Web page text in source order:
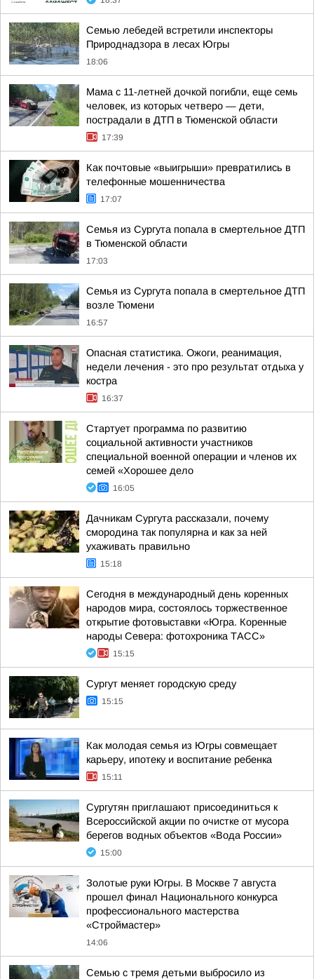
Семью лебедей встретили инспекторы
Природнадзора в лесах Югры
18:06
Мама с 11-летней дочкой погибли, еще семь
человек, из которых четверо — дети,
пострадали в ДТП в Тюменской области
17:39
Как почтовые «выигрыши» превратились в
телефонные мошенничества
17:07
Семья из Сургута попала в смертельное ДТП
в Тюменской области
17:03
Семья из Сургута попала в смертельное ДТП
возле Тюмени
16:57
Опасная статистика. Ожоги, реанимация,
недели лечения - это про результат отдыха у
костра
16:37
Стартует программа по развитию
социальной активности участников
специальной военной операции и членов их
семей «Хорошее дело
16:05
Дачникам Сургута рассказали, почему
смородина так популярна и как за ней
ухаживать правильно
15:18
Сегодня в международный день коренных
народов мира, состоялось торжественное
открытие фотовыставки «Югра. Коренные
народы Севера: фотохроника ТАСС»
15:15
Сургут меняет городскую среду
15:15
Как молодая семья из Югры совмещает
карьеру, ипотеку и воспитание ребенка
15:11
Сургутян приглашают присоединиться к
Всероссийской акции по очистке от мусора
берегов водных объектов «Вода России»
15:00
Золотые руки Югры. В Москве 7 августа
прошел финал Национального конкурса
профессионального мастерства
«Строймастер»
14:06
Семью с тремя детьми выбросило из